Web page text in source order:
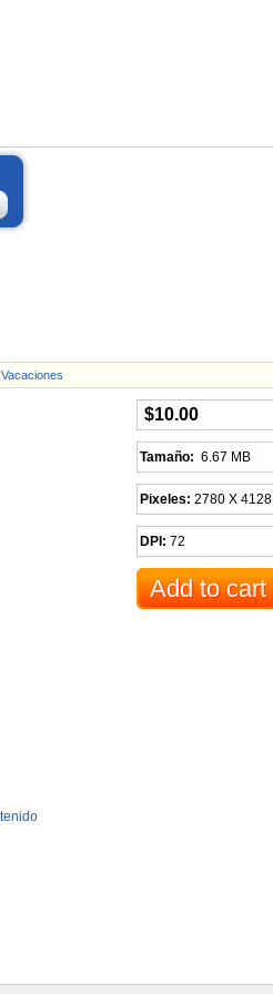
Vacaciones
$10.00
Tamaño: 6.67 MB
Pixeles: 2780 X 4128
DPI: 72